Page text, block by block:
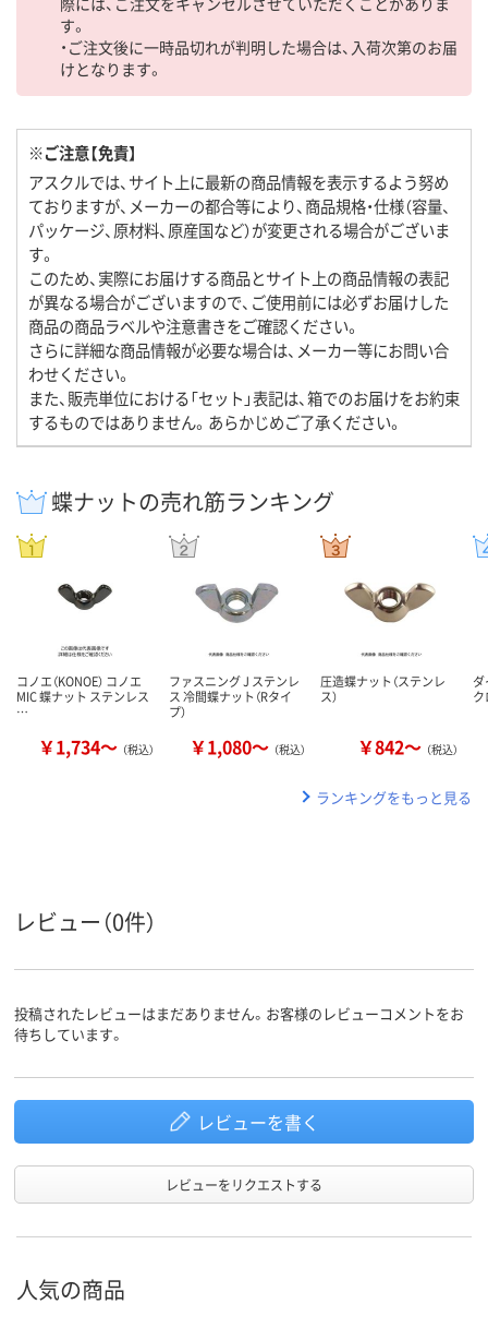
す。
・ご注文後に一時品切れが判明した場合は、入荷次第のお届
けとなります。
※ご注意【免責】
アスクルでは、サイト上に最新の商品情報を表示するよう努め
ておりますが、メーカーの都合等により、商品規格・仕様（容量、
パッケージ、原材料、原産国など）が変更される場合がございま
す。
このため、実際にお届けする商品とサイト上の商品情報の表記
が異なる場合がございますので、ご使用前には必ずお届けした
商品の商品ラベルや注意書きをご確認ください。
さらに詳細な商品情報が必要な場合は、メーカー等にお問い合
わせください。
また、販売単位における「セット」表記は、箱でのお届けをお約束
するものではありません。あらかじめご了承ください。
蝶ナットの売れ筋ランキング
コノエ（KONOE） コノエ
MIC 蝶ナット ステンレス
…
￥1,734～ （税込）
ファスニング J ステンレ
ス 冷間蝶ナット（Rタイ
プ）
￥1,080～ （税込）
圧造蝶ナット（ステンレ
ス）
￥842～ （税込）
ランキングをもっと見る
レビュー（0件）
投稿されたレビューはまだありません。お客様のレビューコメントをお
待ちしています。
レビューを書く
レビューをリクエストする
人気の商品